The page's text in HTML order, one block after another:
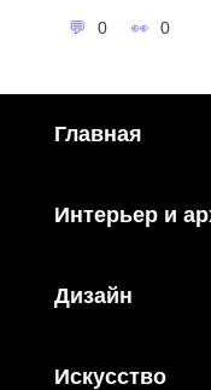
0 0
Главная
Интерьер и
Дизайн
Искусство